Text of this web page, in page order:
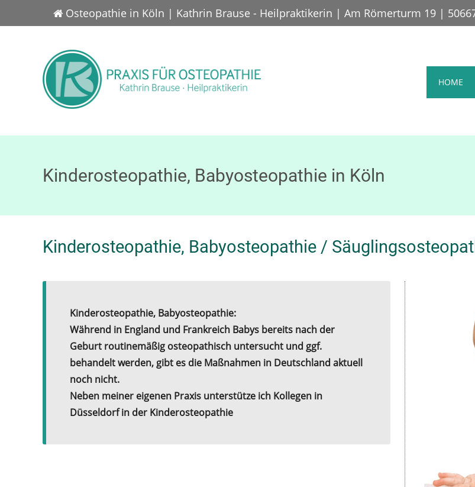
Osteopathie in Köln | Kathrin Brause - Heilpraktikerin | Am Römerturm 19 |
HOME
Kinderosteopathie, Babyosteopathie in Köln
Kinderosteopathie, Babyosteopathie /
Kinderosteopathie, Babyosteopathie:
Während in England und Frankreich Babys bereits nach der
Geburt routinemäßig osteopathisch untersucht und ggf.
behandelt werden, gibt es die Maßnahmen in Deutschland aktuell
noch nicht.
Neben meiner eigenen Praxis unterstütze ich Kollegen in
Düsseldorf in der Kinderosteopathie